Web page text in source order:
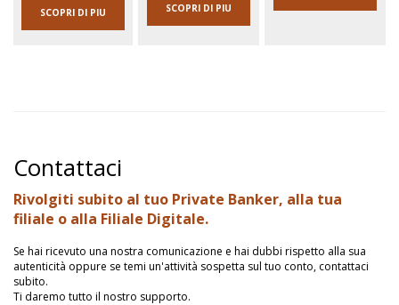
SCOPRI DI PIU SCOPRI DI PIU
Contattaci
Rivolgiti subito al tuo Private Banker, alla tua
filiale o alla Filiale Digitale.
Se hai ricevuto una nostra comunicazione e hai dubbi rispetto alla sua
autenticità oppure se temi un'attività sospetta sul tuo conto, contattaci
subito.
Ti daremo tutto il nostro supporto.